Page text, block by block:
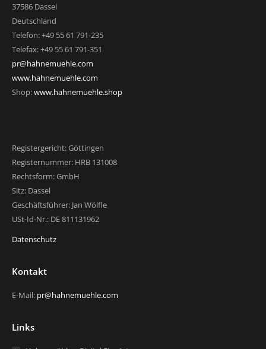
37586 Dassel
Deutschland
Telefon: +49 55 61 791-235
Telefax: +49 55 61 791-351
pr@hahnemuehle.com
www.hahnemuehle.com
Shop:www.hahnemuehle.shop
Registergericht: Göttingen
Registernummer: HRB 131008
Rechtsform: GmbH
Sitz: Dassel
Geschäftsführer: Jan Wölfle
USt-Id-Nr.: DE 811131962
Datenschutz
Kontakt
E-Mail: pr@hahnemuehle.com
Links